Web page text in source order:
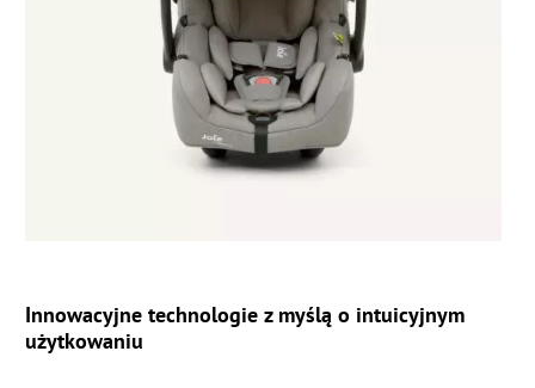
Innowacyjne technologie z myślą o intuicyjnym
użytkowaniu